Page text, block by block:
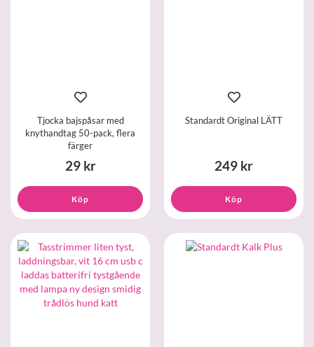
Tjocka bajspåsar med
knythandtag 50-pack, flera
färger
29 kr
Köp
Standardt Original LÄTT
249 kr
Köp